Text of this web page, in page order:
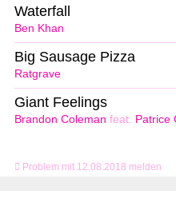
Problem mit 12.08.2018 melden
Ben Khan
Waterfall
Ratgrave
Big Sausage Pizza
Brandon Coleman feat. Patrice
Giant Feelings